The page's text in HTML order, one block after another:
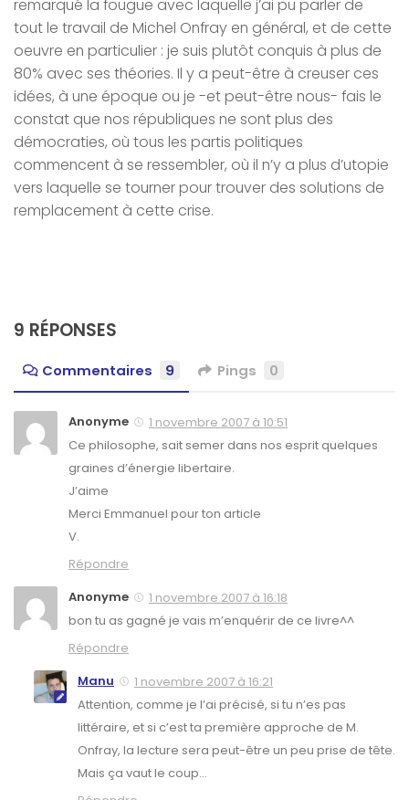
remarqué la fougue avec laquelle j’ai pu parler de
tout le travail de Michel Onfray en général, et de cette
oeuvre en particulier : je suis plutôt conquis à plus de
80% avec ses théories. Il y a peut-être à creuser ces
idées, à une époque ou je -et peut-être nous- fais le
constat que nos républiques ne sont plus des
démocraties, où tous les partis politiques
commencent à se ressembler, où il n’y a plus d’utopie
vers laquelle se tourner pour trouver des solutions de
remplacement à cette crise.
9 RÉPONSES
Commentaires 9 Pings 0
Anonyme
1 novembre 2007 à 10:51
Ce philosophe, sait semer dans nos esprit quelques
graines d’énergie libertaire.
J’aime
Merci Emmanuel pour ton article
V.
Répondre
Anonyme
1 novembre 2007 à 16:18
bon tu as gagné je vais m’enquérir de ce livre^^
Répondre
Manu
1 novembre 2007 à 16:21
Attention, comme je l’ai précisé, si tu n’es pas
littéraire, et si c’est ta première approche de M.
Onfray, la lecture sera peut-être un peu prise de tête.
Mais ça vaut le coup…